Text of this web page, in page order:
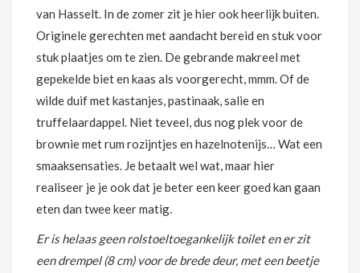
van Hasselt. In de zomer zit je hier ook heerlijk buiten.
Originele gerechten met aandacht bereid en stuk voor
stuk plaatjes om te zien. De gebrande makreel met
gepekelde biet en kaas als voorgerecht, mmm. Of de
wilde duif met kastanjes, pastinaak, salie en
truffelaardappel. Niet teveel, dus nog plek voor de
brownie met rum rozijntjes en hazelnotenijs… Wat een
smaaksensaties. Je betaalt wel wat, maar hier
realiseer je je ook dat je beter een keer goed kan gaan
eten dan twee keer matig.
Er is helaas geen rolstoeltoegankelijk toilet en er zit
een drempel (8 cm) voor de brede deur, met een beetje